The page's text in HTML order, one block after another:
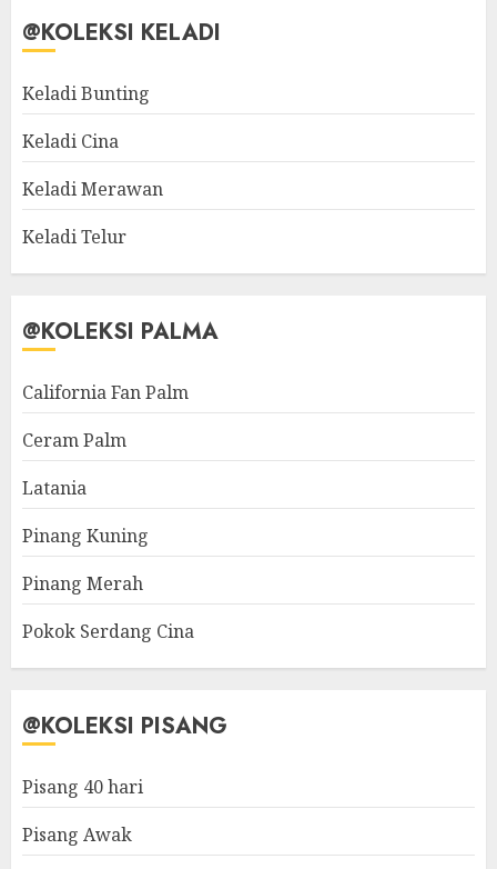
@KOLEKSI KELADI
Keladi Bunting
Keladi Cina
Keladi Merawan
Keladi Telur
@KOLEKSI PALMA
California Fan Palm
Ceram Palm
Latania
Pinang Kuning
Pinang Merah
Pokok Serdang Cina
@KOLEKSI PISANG
Pisang 40 hari
Pisang Awak